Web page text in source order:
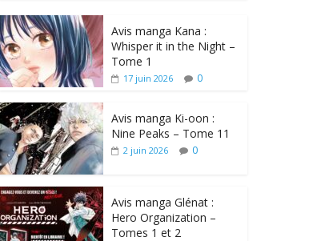
Avis manga Kana :
Whisper it in the Night –
Tome 1
17 juin 2026 0
Avis manga Ki-oon :
Nine Peaks – Tome 11
2 juin 2026 0
Avis manga Glénat :
Hero Organization –
Tomes 1 et 2